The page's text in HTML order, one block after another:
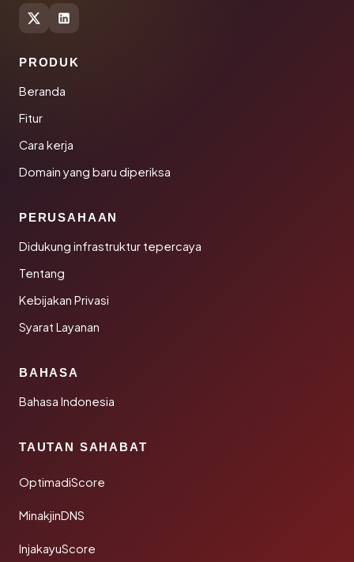
PRODUK
Beranda
Fitur
Cara kerja
Domain yang baru diperiksa
PERUSAHAAN
Didukung infrastruktur tepercaya
Tentang
Kebijakan Privasi
Syarat Layanan
BAHASA
Bahasa Indonesia
TAUTAN SAHABAT
OptimadiScore
MinakjinDNS
InjakayuScore